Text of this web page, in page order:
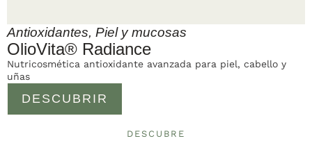
Antioxidantes, Piel y mucosas
OlioVita® Radiance
DESCUBRIR
Nutricosmética antioxidante avanzada para piel, cabello y
uñas
DESCUBRE